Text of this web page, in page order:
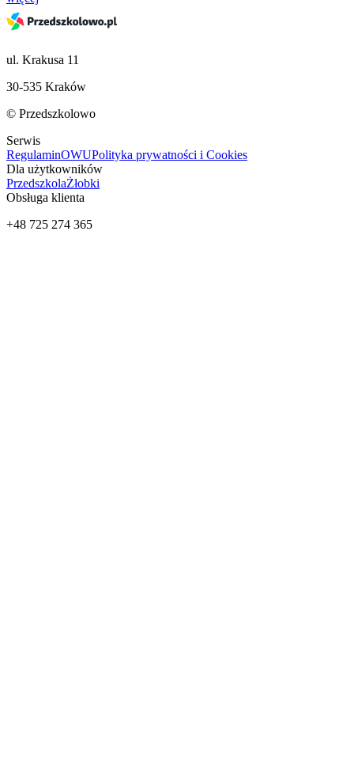
ul. Krakusa 11
30-535 Kraków
© Przedszkolowo
Serwis
RegulaminOWUPolityka prywatności i Cookies
Dla użytkowników
PrzedszkolaŻłobki
Obsługa klienta
+48 725 274 365